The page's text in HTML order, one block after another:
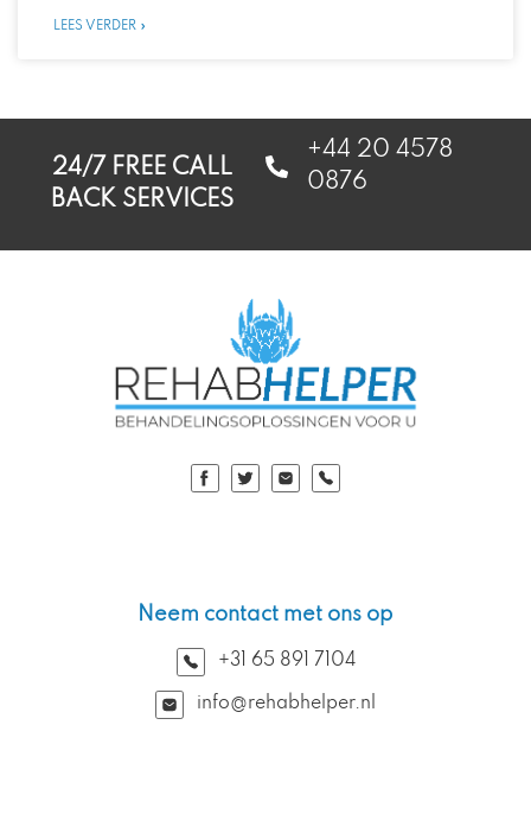
LEES VERDER »
24/7 FREE CALL
BACK SERVICES
+44 20 4578
0876
Neem contact met ons op
+31 65 891 7104
info@rehabhelper.nl